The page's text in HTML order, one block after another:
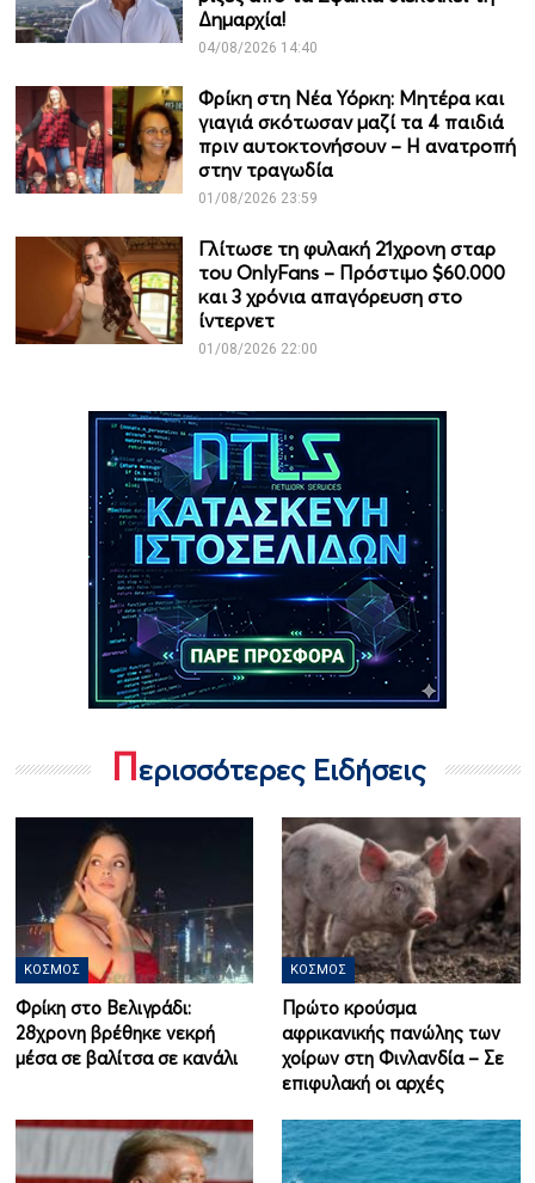
Δημαρχία!
04/08/2026 14:40
Φρίκη στη Νέα Υόρκη: Μητέρα και
γιαγιά σκότωσαν μαζί τα 4 παιδιά
πριν αυτοκτονήσουν – Η ανατροπή
στην τραγωδία
01/08/2026 23:59
Γλίτωσε τη φυλακή 21χρονη σταρ
του OnlyFans – Πρόστιμο $60.000
και 3 χρόνια απαγόρευση στο
ίντερνετ
01/08/2026 22:00
Περισσότερες Ειδήσεις
ΚΌΣΜΟΣ
Φρίκη στο Βελιγράδι:
28χρονη βρέθηκε νεκρή
μέσα σε βαλίτσα σε κανάλι
ΚΌΣΜΟΣ
Πρώτο κρούσμα
αφρικανικής πανώλης των
χοίρων στη Φινλανδία – Σε
επιφυλακή οι αρχές